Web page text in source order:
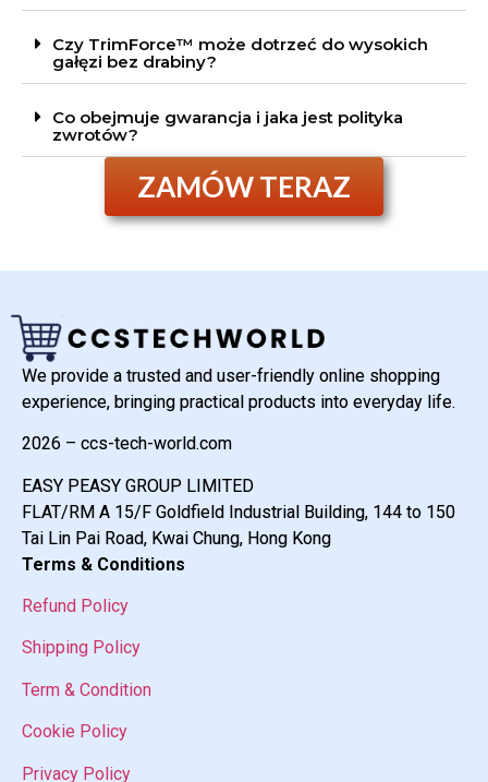
Czy TrimForce™ może dotrzeć do wysokich
gałęzi bez drabiny?
Co obejmuje gwarancja i jaka jest polityka
zwrotów?
ZAMÓW TERAZ
We provide a trusted and user-friendly online shopping
experience, bringing practical products into everyday life.
2026 – ccs-tech-world.com
EASY PEASY GROUP LIMITED
FLAT/RM A 15/F Goldfield Industrial Building, 144 to 150
Tai Lin Pai Road, Kwai Chung, Hong Kong
Terms & Conditions
Refund Policy
Shipping Policy
Term & Condition
Cookie Policy
Privacy Policy